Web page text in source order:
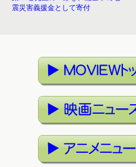
震災害義援金として寄付